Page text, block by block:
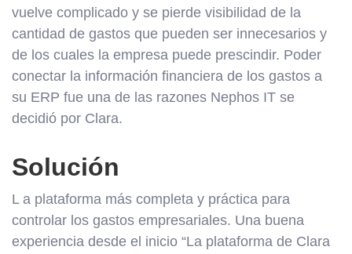
vuelve complicado y se pierde visibilidad de la
cantidad de gastos que pueden ser innecesarios y
de los cuales la empresa puede prescindir. Poder
conectar la información financiera de los gastos a
su ERP fue una de las razones Nephos IT se
decidió por Clara.
Solución
L a plataforma más completa y práctica para
controlar los gastos empresariales. Una buena
experiencia desde el inicio “La plataforma de Clara